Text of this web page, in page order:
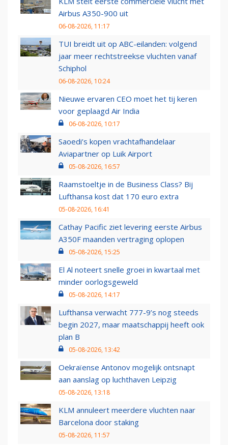
Airbus A350-900 uit
06-08-2026, 11:17
TUI breidt uit op ABC-eilanden: volgend
jaar meer rechtstreekse vluchten vanaf
Schiphol
06-08-2026, 10:24
Nieuwe ervaren CEO moet het tij keren
voor geplaagd Air India
06-08-2026, 10:17
Saoedi’s kopen vrachtafhandelaar
Aviapartner op Luik Airport
05-08-2026, 16:57
Raamstoeltje in de Business Class? Bij
Lufthansa kost dat 170 euro extra
05-08-2026, 16:41
Cathay Pacific ziet levering eerste Airbus
A350F maanden vertraging oplopen
05-08-2026, 15:25
El Al noteert snelle groei in kwartaal met
minder oorlogsgeweld
05-08-2026, 14:17
Lufthansa verwacht 777-9’s nog steeds
begin 2027, maar maatschappij heeft ook
plan B
05-08-2026, 13:42
Oekraïense Antonov mogelijk ontsnapt
aan aanslag op luchthaven Leipzig
05-08-2026, 13:18
KLM annuleert meerdere vluchten naar
Barcelona door staking
05-08-2026, 11:57